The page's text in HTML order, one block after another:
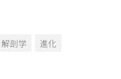
解剖学 進化